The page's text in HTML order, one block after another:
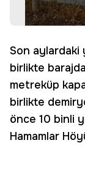
Son aylardaki
birlikte
metreküp
birlikte
önce 10 binli
Hamamlar